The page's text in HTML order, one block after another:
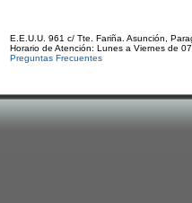
E.E.U.U. 961 c/ Tte. Fariña. Asunción,
Horario de Atención: Lunes a Viernes de
Preguntas Frecuentes